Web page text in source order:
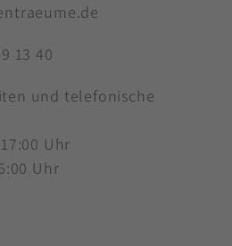
13 40
und telefonische
Uhr
Uhr